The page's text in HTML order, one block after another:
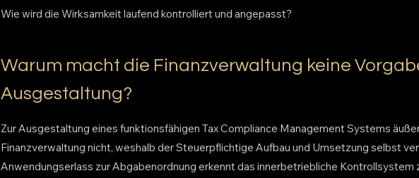
Wie wird die Wirksamkeit laufend kontrolliert und angepasst?
Warum macht die Finanzverwaltung keine
Ausgestaltung?
Zur Ausgestaltung eines funktionsfähigen Tax Compliance Management Systems
Finanzverwaltung nicht, weshalb der Steuerpflichtige Aufbau und Umsetzung selbst
Anwendungserlass zur Abgabenordnung erkennt das innerbetriebliche Kontrollsystem